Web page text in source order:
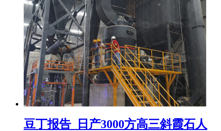
豆丁报告_日产3000方高三斜霞石人